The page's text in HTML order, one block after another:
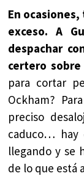
En
exceso. A
despachar
certero sobre
para cortar
Ockham?
preciso
caduco… hay
llegando y se
de lo que está